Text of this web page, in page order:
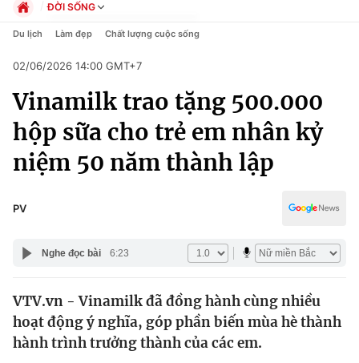
Chuyên mục
Chính trị
Xã hội
Pháp luật
Y tế
Thế giới
Tin tức
Kinh tế
ĐỜI SỐNG
Chính trị
Pháp luật
Kinh tế
Thể thao
Truyền hình
Văn hóa - Giải trí
Du lịch Làm đẹp Chất lượng cuộc sống
02/06/2026 14:00 GMT+7
Vinamilk trao tặng 500.000
hộp sữa cho trẻ em nhân kỷ
niệm 50 năm thành lập
PV
Nghe đọc bài 6:23
VTV.vn - Vinamilk đã đồng hành cùng nhiều
hoạt động ý nghĩa, góp phần biến mùa hè thành
hành trình trưởng thành của các em.